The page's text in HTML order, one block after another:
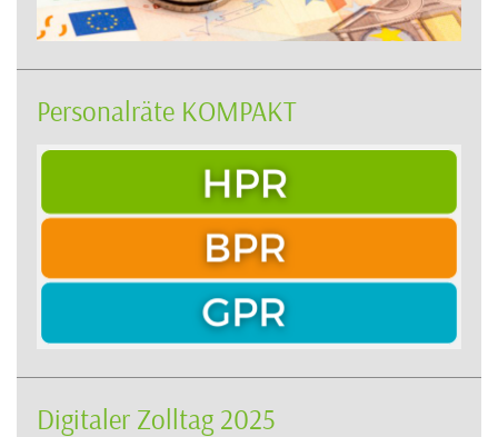
Personalräte KOMPAKT
Digitaler Zolltag 2025